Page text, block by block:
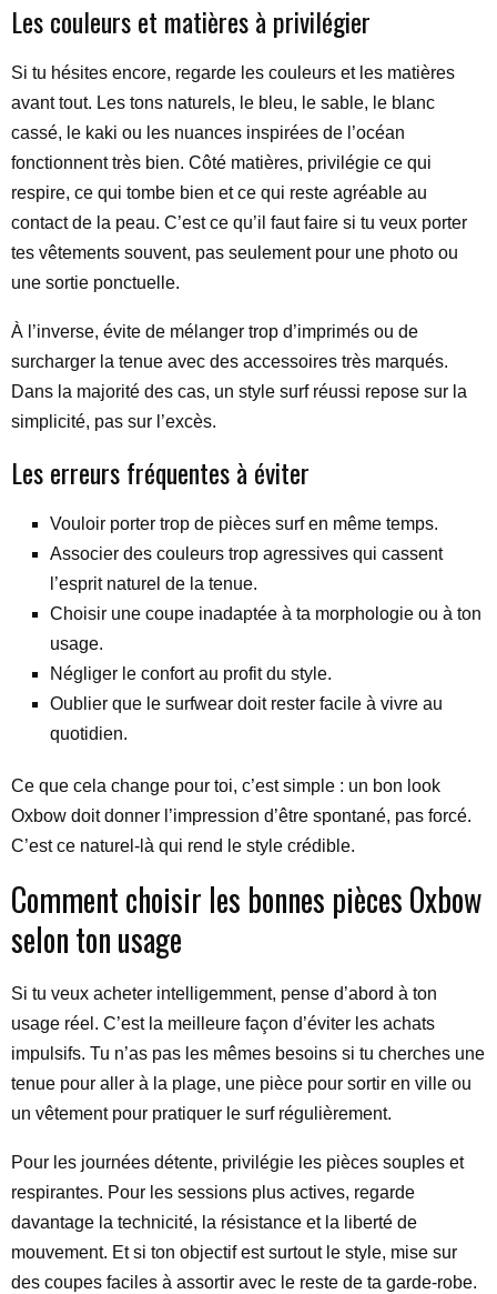
Les couleurs et matières à privilégier
Si tu hésites encore, regarde les couleurs et les matières
avant tout. Les tons naturels, le bleu, le sable, le blanc
cassé, le kaki ou les nuances inspirées de l’océan
fonctionnent très bien. Côté matières, privilégie ce qui
respire, ce qui tombe bien et ce qui reste agréable au
contact de la peau. C’est ce qu’il faut faire si tu veux porter
tes vêtements souvent, pas seulement pour une photo ou
une sortie ponctuelle.
À l’inverse, évite de mélanger trop d’imprimés ou de
surcharger la tenue avec des accessoires très marqués.
Dans la majorité des cas, un style surf réussi repose sur la
simplicité, pas sur l’excès.
Les erreurs fréquentes à éviter
Vouloir porter trop de pièces surf en même temps.
Associer des couleurs trop agressives qui cassent
l’esprit naturel de la tenue.
Choisir une coupe inadaptée à ta morphologie ou à ton
usage.
Négliger le confort au profit du style.
Oublier que le surfwear doit rester facile à vivre au
quotidien.
Ce que cela change pour toi, c’est simple : un bon look
Oxbow doit donner l’impression d’être spontané, pas forcé.
C’est ce naturel-là qui rend le style crédible.
Comment choisir les bonnes pièces Oxbow
selon ton usage
Si tu veux acheter intelligemment, pense d’abord à ton
usage réel. C’est la meilleure façon d’éviter les achats
impulsifs. Tu n’as pas les mêmes besoins si tu cherches une
tenue pour aller à la plage, une pièce pour sortir en ville ou
un vêtement pour pratiquer le surf régulièrement.
Pour les journées détente, privilégie les pièces souples et
respirantes. Pour les sessions plus actives, regarde
davantage la technicité, la résistance et la liberté de
mouvement. Et si ton objectif est surtout le style, mise sur
des coupes faciles à assortir avec le reste de ta garde-robe.